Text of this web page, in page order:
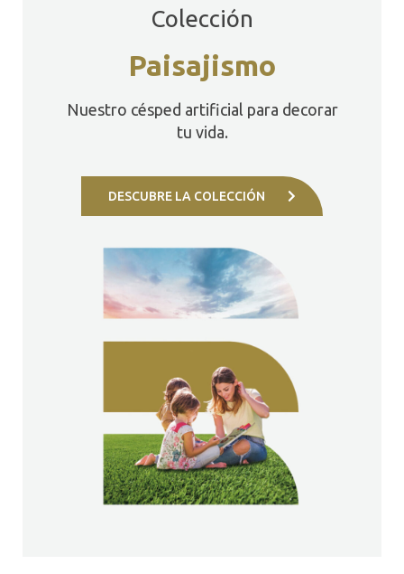
Colección
Paisajismo
Nuestro césped artificial para decorar
tu vida.
DESCUBRE LA COLECCIÓN